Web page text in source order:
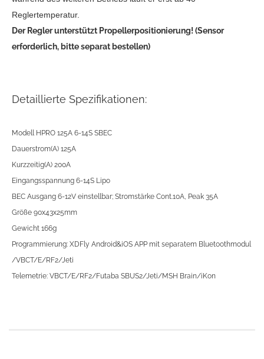
Reglertemperatur.
Der Regler unterstützt Propellerpositionierung! (Sensor
erforderlich, bitte separat bestellen)
Detaillierte Spezifikationen:
Modell HPRO 125A 6-14S SBEC
Dauerstrom(A) 125A
Kurzzeitig(A) 200A
Eingangsspannung 6-14S Lipo
BEC Ausgang 6-12V einstellbar; Stromstärke Cont.10A, Peak 35A
Größe 90x43x25mm
Gewicht 166g
Programmierung: XDFly Android&iOS APP mit separatem Bluetoothmodul
/VBCT/E/RF2/Jeti
Telemetrie: VBCT/E/RF2/Futaba SBUS2/Jeti/MSH Brain/iKon